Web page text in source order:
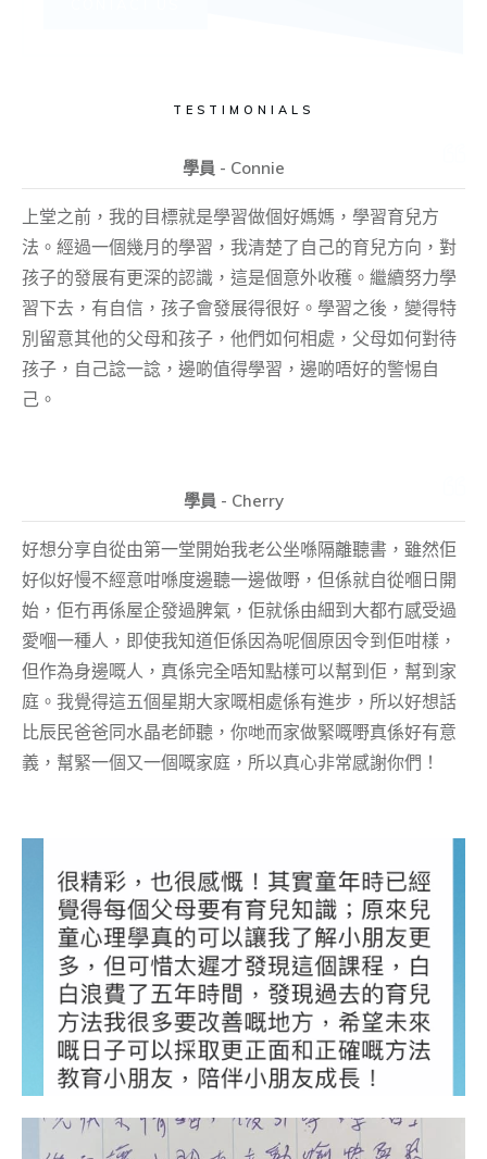
TESTIMONIALS
學員 - Connie
上堂之前，我的目標就是學習做個好媽媽，學習育兒方
法。經過一個幾月的學習，我清楚了自己的育兒方向，對
孩子的發展有更深的認識，這是個意外收穫。繼續努力學
習下去，有自信，孩子會發展得很好。學習之後，變得特
別留意其他的父母和孩子，他們如何相處，父母如何對待
孩子，自己諗一諗，邊啲值得學習，邊啲唔好的警惕自
己。
學員 - Cherry
好想分享自從由第一堂開始我老公坐喺隔離聽書，雖然佢
好似好慢不經意咁喺度邊聽一邊做嘢，但係就自從嗰日開
始，佢冇再係屋企發過脾氣，佢就係由細到大都冇感受過
愛嗰一種人，即使我知道佢係因為呢個原因令到佢咁樣，
但作為身邊嘅人，真係完全唔知點樣可以幫到佢，幫到家
庭。我覺得這五個星期大家嘅相處係有進步，所以好想話
比辰民爸爸同水晶老師聽，你哋而家做緊嘅嘢真係好有意
義，幫緊一個又一個嘅家庭，所以真心非常感謝你們！